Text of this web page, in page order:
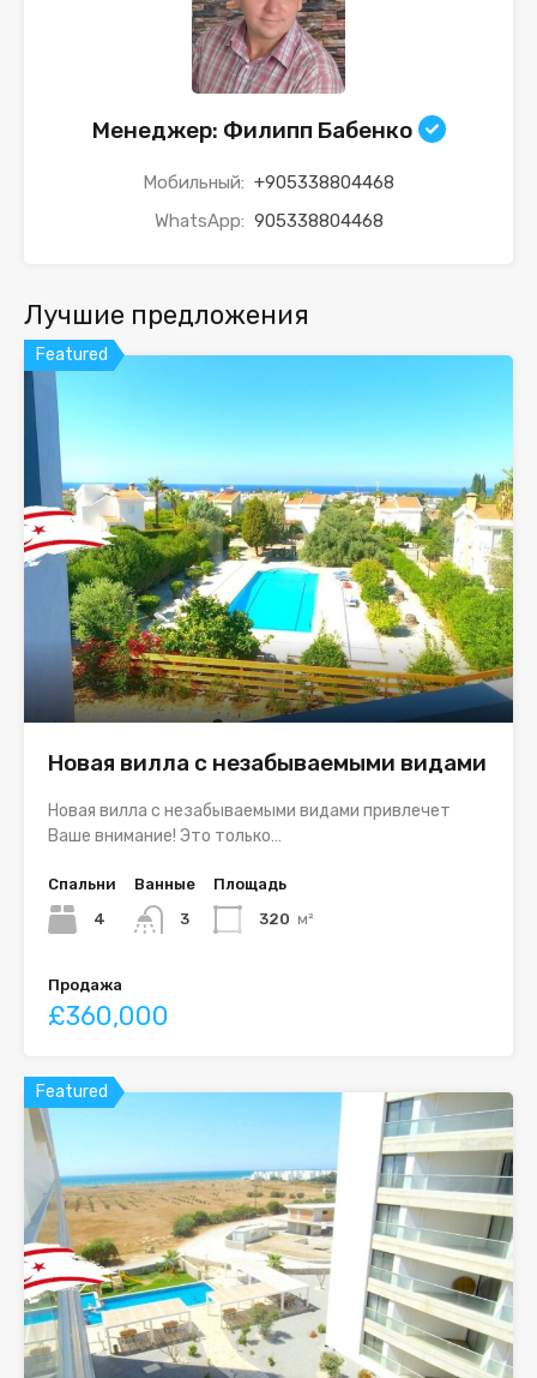
Менеджер: Филипп Бабенко
Мобильный: +905338804468
WhatsApp: 905338804468
Лучшие предложения
Featured
Новая вилла с незабываемыми видами
Новая вилла с незабываемыми видами привлечет
Ваше внимание! Это только…
Спальни
4
Ванные
3
Площадь
320 м²
Продажа
£360,000
Featured